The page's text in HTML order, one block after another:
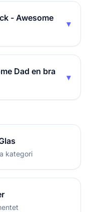
- Awesome
▾
Dad en bra
▾
kategori